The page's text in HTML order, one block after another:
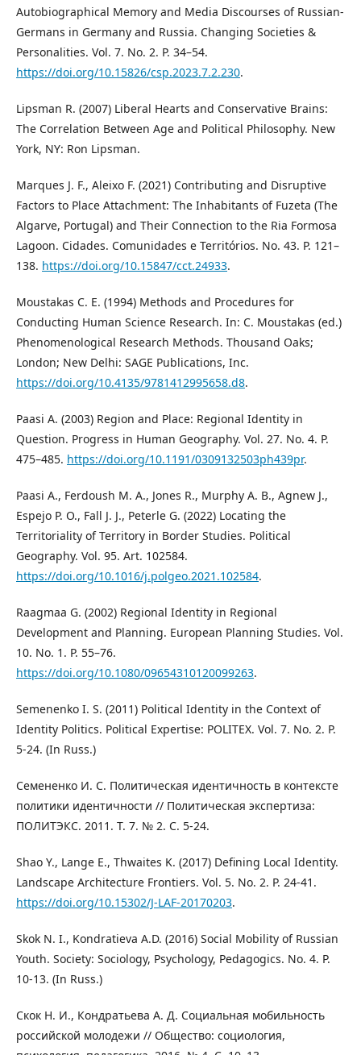
Autobiographical Memory and Media Discourses of Russian-
Germans in Germany and Russia. Changing Societies &
Personalities. Vol. 7. No. 2. P. 34–54.
https://doi.org/10.15826/csp.2023.7.2.230.
Lipsman R. (2007) Liberal Hearts and Conservative Brains:
The Correlation Between Age and Political Philosophy. New
York, NY: Ron Lipsman.
Marques J. F., Aleixo F. (2021) Contributing and Disruptive
Factors to Place Attachment: The Inhabitants of Fuzeta (The
Algarve, Portugal) and Their Connection to the Ria Formosa
Lagoon. Cidades. Comunidades e Territórios. No. 43. P. 121–
138. https://doi.org/10.15847/cct.24933.
Moustakas C. E. (1994) Methods and Procedures for
Conducting Human Science Research. In: C. Moustakas (ed.)
Phenomenological Research Methods. Thousand Oaks;
London; New Delhi: SAGE Publications, Inc.
https://doi.org/10.4135/9781412995658.d8.
Paasi A. (2003) Region and Place: Regional Identity in
Question. Progress in Human Geography. Vol. 27. No. 4. P.
475–485. https://doi.org/10.1191/0309132503ph439pr.
Paasi A., Ferdoush M. A., Jones R., Murphy A. B., Agnew J.,
Espejo P. O., Fall J. J., Peterle G. (2022) Locating the
Territoriality of Territory in Border Studies. Political
Geography. Vol. 95. Art. 102584.
https://doi.org/10.1016/j.polgeo.2021.102584.
Raagmaa G. (2002) Regional Identity in Regional
Development and Planning. European Planning Studies. Vol.
10. No. 1. P. 55–76.
https://doi.org/10.1080/09654310120099263.
Semenenko I. S. (2011) Political Identity in the Context of
Identity Politics. Political Expertise: POLITEX. Vol. 7. No. 2. P.
5-24. (In Russ.)
Семененко И. С. Политическая идентичность в контексте
политики идентичности // Политическая экспертиза:
ПОЛИТЭКС. 2011. Т. 7. № 2. С. 5-24.
Shao Y., Lange E., Thwaites K. (2017) Defining Local Identity.
Landscape Architecture Frontiers. Vol. 5. No. 2. P. 24-41.
https://doi.org/10.15302/J-LAF-20170203.
Skok N. I., Kondratieva A.D. (2016) Social Mobility of Russian
Youth. Society: Sociology, Psychology, Pedagogics. No. 4. P.
10-13. (In Russ.)
Скок Н. И., Кондратьева А. Д. Социальная мобильность
российской молодежи // Общество: социология,